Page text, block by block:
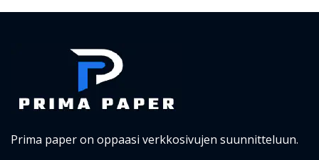
Prima paper on oppaasi verkkosivujen suunnitteluun.